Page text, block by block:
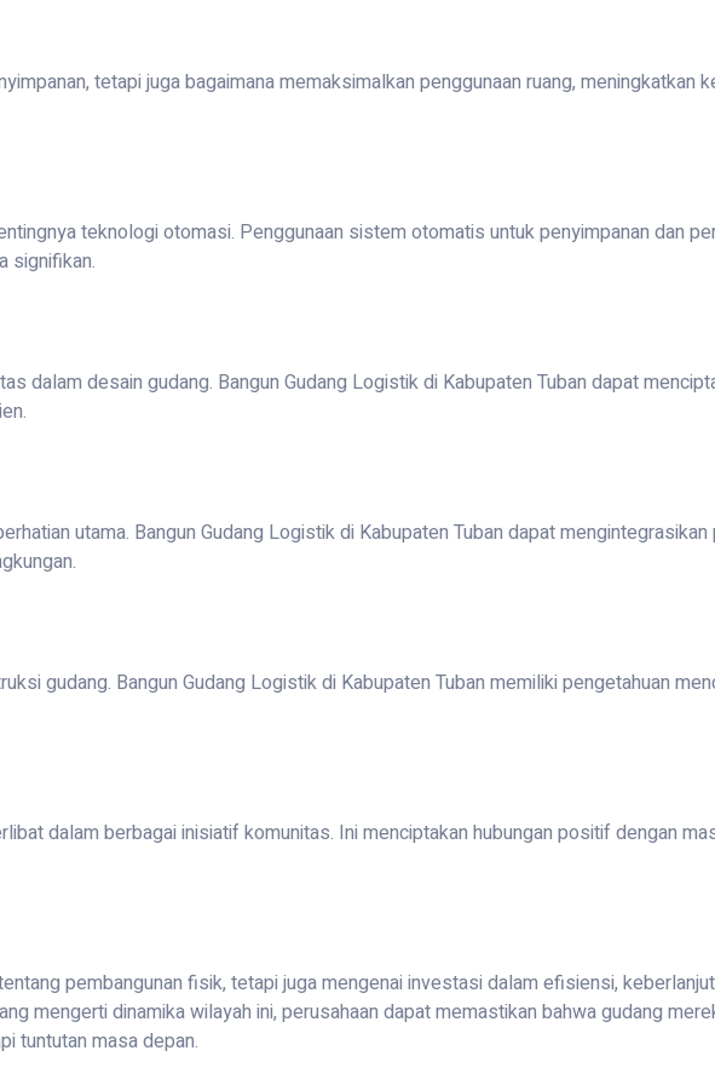
tetapi juga bagaimana memaksimalkan penggunaan ruang, meningkatkan
teknologi otomasi. Penggunaan sistem otomatis untuk penyimpanan dan
signifikan.
dalam desain gudang. Bangun Gudang Logistik di Kabupaten Tuban dapat
utama. Bangun Gudang Logistik di Kabupaten Tuban dapat
gudang. Bangun Gudang Logistik di Kabupaten Tuban memiliki pengetahuan
dalam berbagai inisiatif komunitas. Ini menciptakan hubungan positif dengan
pembangunan fisik, tetapi juga mengenai investasi dalam efisiensi,
mengerti dinamika wilayah ini, perusahaan dapat memastikan bahwa gudang
tuntutan masa depan.